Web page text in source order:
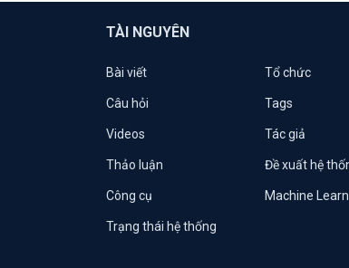
TÀI NGUYÊN
Bài viết Tổ chức
Câu hỏi Tags
Videos Tác giả
Thảo luận Đề xuất hệ
Công cụ Machine
Trạng thái hệ thống